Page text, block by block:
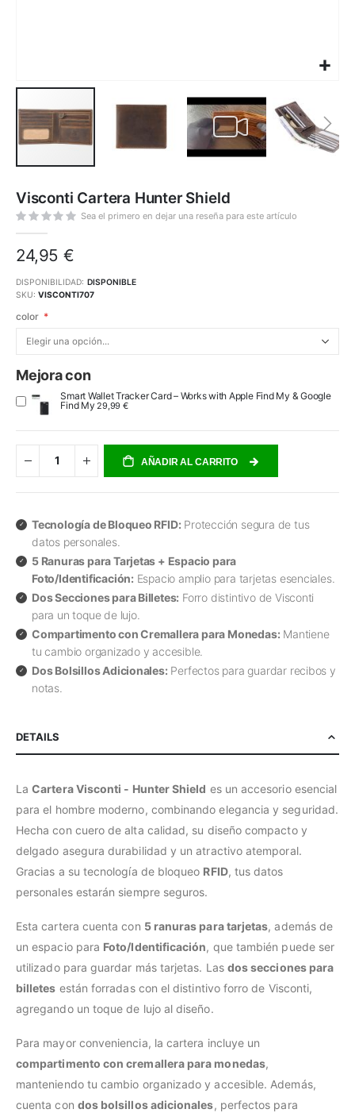
comienzo
de
la
galería
de
Visconti Cartera Hunter Shield
Sea el primero en dejar una reseña para este artículo
24,95 €
DISPONIBILIDAD: DISPONIBLE
SKU VISCONTI707
color
Mejora con
Smart Wallet Tracker Card – Works with Apple Find My & Google
Find My 29,99 €
AÑADIR AL CARRITO
Tecnología de Bloqueo RFID: Protección segura de tus
datos personales.
5 Ranuras para Tarjetas + Espacio para
Foto/Identificación: Espacio amplio para tarjetas esenciales.
Dos Secciones para Billetes: Forro distintivo de Visconti
para un toque de lujo.
Compartimento con Cremallera para Monedas: Mantiene
tu cambio organizado y accesible.
Dos Bolsillos Adicionales: Perfectos para guardar recibos y
notas.
DETAILS
LaCartera Visconti - Hunter Shield es un accesorio esencial
para el hombre moderno, combinando elegancia y seguridad.
Hecha con cuero de alta calidad, su diseño compacto y
delgado asegura durabilidad y un atractivo atemporal.
Gracias a su tecnología de bloqueo RFID, tus datos
personales estarán siempre seguros.
Esta cartera cuenta con 5 ranuras para tarjetas, además de
un espacio para Foto/Identificación, que también puede ser
utilizado para guardar más tarjetas. Las dos secciones para
billetes están forradas con el distintivo forro de Visconti,
agregando un toque de lujo al diseño.
Para mayor conveniencia, la cartera incluye un
compartimento con cremallera para monedas,
manteniendo tu cambio organizado y accesible. Además,
cuenta con dos bolsillos adicionales, perfectos para